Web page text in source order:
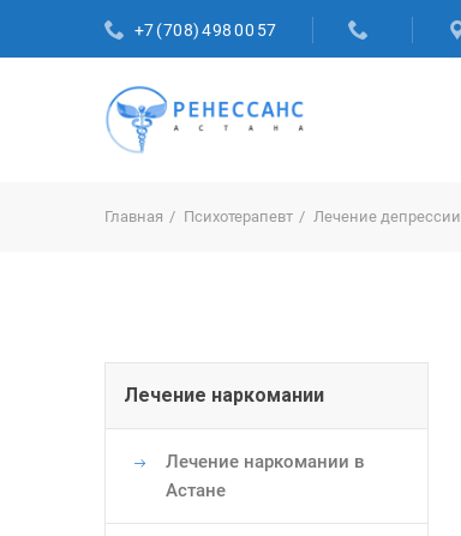
+7 (708) 498 00 57
Главная Психотерапевт Лечение депрессии
Основная
навигация
Лечение наркомании
Лечение наркомании в
Астане